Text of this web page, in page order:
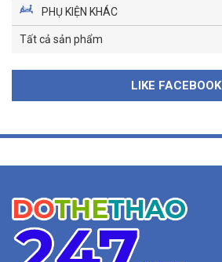
PHỤ KIỆN KHÁC
Tất cả sản phẩm
LIKE FACEBOOK